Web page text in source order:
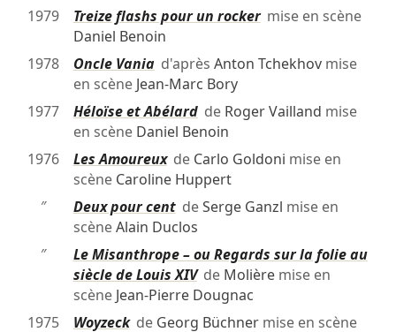
1979
Treize flashs pour un rockermise en scène
Daniel Benoin
1978
Oncle Vaniad'après Anton Tchekhovmise
en scène Jean-Marc Bory
1977
Héloïse et Abélardde Roger Vailland mise
en scène Daniel Benoin
1976
Les Amoureuxde Carlo Goldoni mise en
scène Caroline Huppert
″
Deux pour centdeSerge Ganzl mise en
scèneAlain Duclos
″
Le Misanthrope – ou Regards sur la folie au
siècle de Louis XIVde Molièremise en
scène Jean-Pierre Dougnac
1975
Woyzeckde Georg Büchnermise en scène